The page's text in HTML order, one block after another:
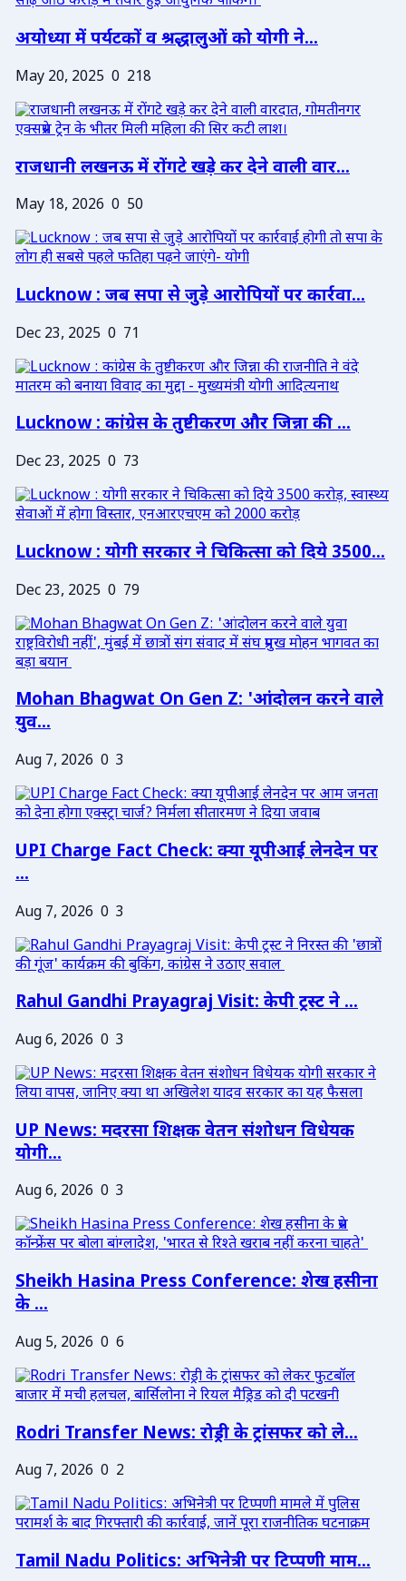
अयोध्या में पर्यटकों व श्रद्धालुओं को योगी ने...
May 20, 2025 0 218
राजधानी लखनऊ में रोंगटे खड़े कर देने वाली वार...
May 18, 2026 0 50
Lucknow : जब सपा से जुड़े आरोपियों पर कार्रवा...
Dec 23, 2025 0 71
Lucknow : कांग्रेस के तुष्टीकरण और जिन्ना की ...
Dec 23, 2025 0 73
Lucknow : योगी सरकार ने चिकित्सा को दिये 3500...
Dec 23, 2025 0 79
Mohan Bhagwat On Gen Z: 'आंदोलन करने वाले
युव...
Aug 7, 2026 0 3
UPI Charge Fact Check: क्या यूपीआई लेनदेन पर
...
Aug 7, 2026 0 3
Rahul Gandhi Prayagraj Visit: केपी ट्रस्ट ने ...
Aug 6, 2026 0 3
UP News: मदरसा शिक्षक वेतन संशोधन विधेयक
योगी...
Aug 6, 2026 0 3
Sheikh Hasina Press Conference: शेख हसीना
के ...
Aug 5, 2026 0 6
Rodri Transfer News: रोड्री के ट्रांसफर को ले...
Aug 7, 2026 0 2
Tamil Nadu Politics: अभिनेत्री पर टिप्पणी माम...